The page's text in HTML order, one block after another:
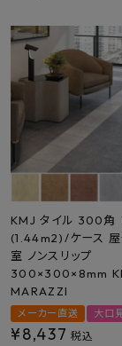
KMJ タイル 300角
(1.44m2)/ケース
室 ノンスリップ
300×300×8mm
MARAZZI
メーカー直送 大口
¥8,437 税込